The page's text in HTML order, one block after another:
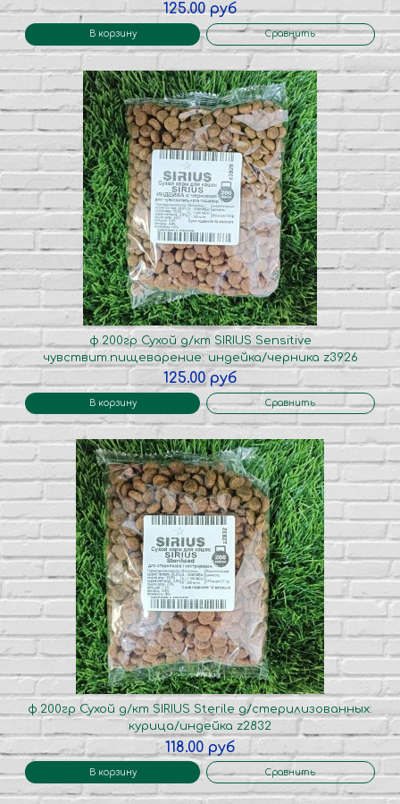
125.00 руб
В корзину Сравнить
ф.200гр Сухой д/кт SIRIUS Sensitive
чувствит.пищеварение: индейка/черника z3926
125.00 руб
В корзину Сравнить
ф.200гр Сухой д/кт SIRIUS Sterile д/стерилизованных:
курица/индейка z2832
118.00 руб
В корзину Сравнить